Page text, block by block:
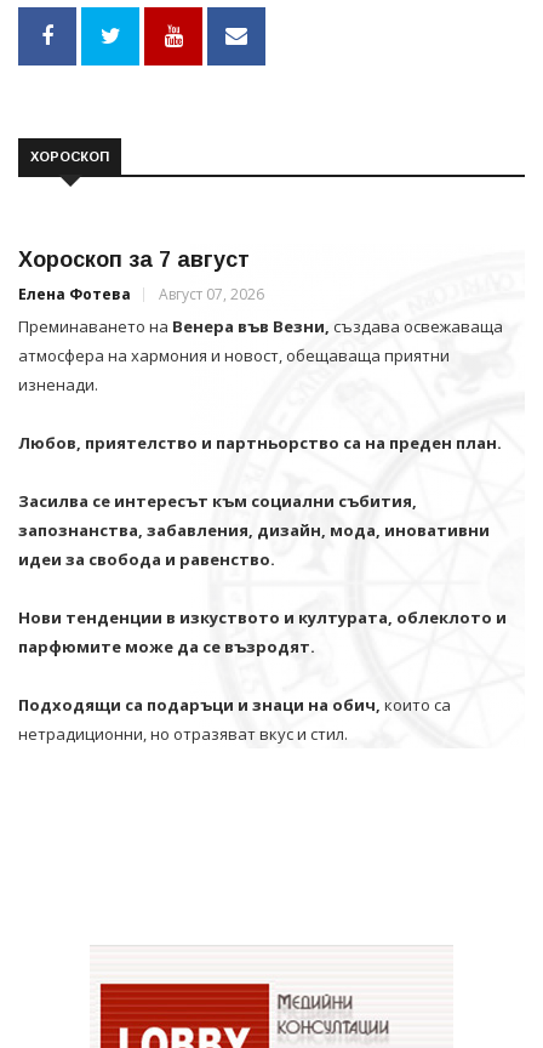
ХОРОСКОП
Хороскоп за 7 август
Елена Фотева Август 07, 2026
Преминаването на Венера във Везни, създава освежаваща
атмосфера на хармония и новост, обещаваща приятни
изненади.
Любов, приятелство и партньорство са на преден план.
Засилва се интересът към социални събития,
запознанства, забавления, дизайн, мода, иновативни
идеи за свобода и равенство.
Нови тенденции в изкуството и културата, облеклото и
парфюмите може да се възродят.
Подходящи са подаръци и знаци на обич, които са
нетрадиционни, но отразяват вкус и стил.